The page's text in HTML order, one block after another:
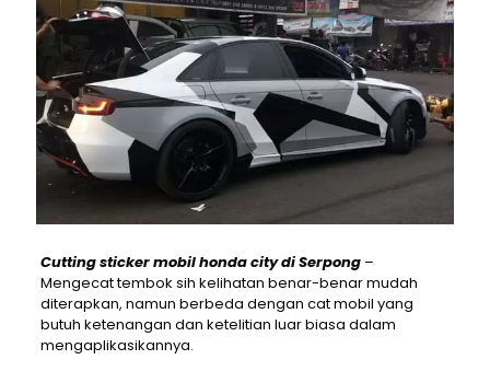
Cutting sticker mobil honda city di Serpong–
Mengecat tembok sih kelihatan benar-benar mudah
diterapkan, namun berbeda dengan cat mobil yang
butuh ketenangan dan ketelitian luar biasa dalam
mengaplikasikannya.